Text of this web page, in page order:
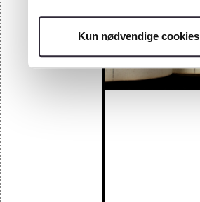
Kun nødvendige cookies